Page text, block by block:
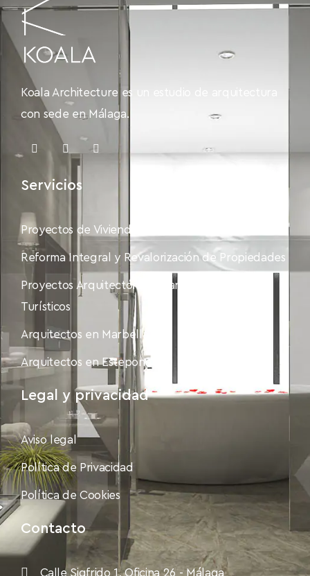
Koala Architecture es un estudio de arquitectura
con sede en Málaga.
Servicios
Proyectos de Vivienda Unifamiliar Exclusiva
Reforma Integral y Revalorización de Propiedades
Proyectos Arquitectónicos para Alojamientos
Turísticos
Arquitectos en Marbella
Arquitectos en Estepona
Legal y privacidad
Aviso legal
Política de Privacidad
Política de Cookies
Contacto
Calle Sigfrido 1, Oficina 26 - Málaga